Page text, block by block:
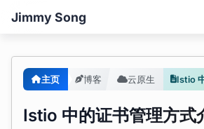
Jimmy Song
主页 博客 云原生
Istio 中的证书管理方式